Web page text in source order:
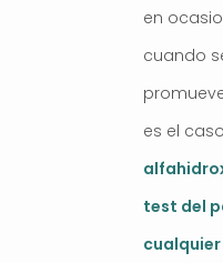
en
cuando
es el
test del